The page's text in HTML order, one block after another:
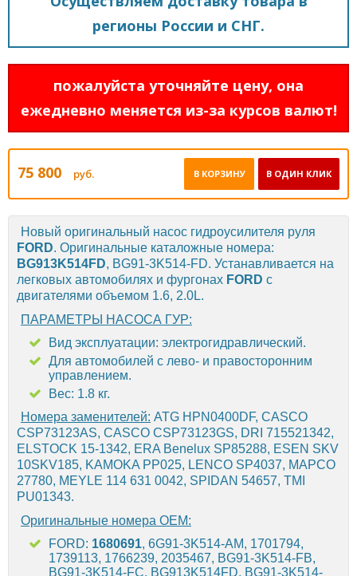
регионы России и СНГ.
пожалуйста уточняйте цену, она
ежедневно меняется из-за курсов валют!
75 800 руб. В ОДИН КЛИК
В КОРЗИНУ
Новый оригинальный насос гидроусилителя руля
FORD. Оригинальные каталожные номера:
BG913K514FD, BG91-3K514-FD. Устанавливается на
легковых автомобилях и фургонах FORD с
двигателями объемом 1.6, 2.0L.
ПАРАМЕТРЫ НАСОСА ГУР:
Вид эксплуатации: электрогидравлический.
Для автомобилей с лево- и правосторонним
управлением.
Вес: 1.8 кг.
Номера заменителей: ATG HPN0400DF, CASCO
CSP73123AS, CASCO CSP73123GS, DRI 715521342,
ELSTOCK 15-1342, ERA Benelux SP85288, ESEN SKV
10SKV185, KAMOKA PP025, LENCO SP4037, MAPCO
27780, MEYLE 114 631 0042, SPIDAN 54657, TMI
PU01343.
Оригинальные номера OEM:
FORD: 1680691, 6G91-3K514-AM, 1701794,
1739113, 1766239, 2035467, BG91-3K514-FB,
BG91-3K514-FC, BG913K514FD, BG91-3K514-